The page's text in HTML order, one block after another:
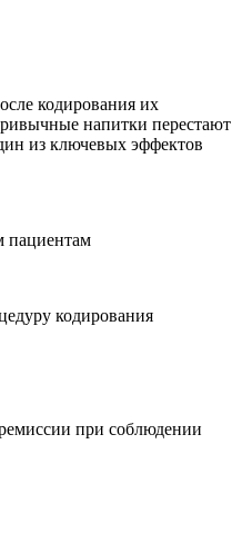
кодирования их
напитки перестают
из ключевых эффектов
пациентам
кодирования
при соблюдении